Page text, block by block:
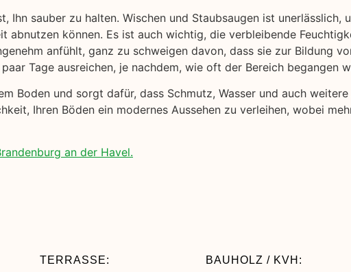
sauber zu halten. Wischen und Staubsaugen ist unerlässlich,
können. Es ist auch wichtig, die verbleibende
anfühlt, ganz zu schweigen davon, dass sie zur Bildung
Tage ausreichen, je nachdem, wie oft der Bereich begangen
Boden und sorgt dafür, dass Schmutz, Wasser und auch
Ihren Böden ein modernes Aussehen zu verleihen, wobei
an der Havel.
TERRASSE: BAUHOLZ / KVH: